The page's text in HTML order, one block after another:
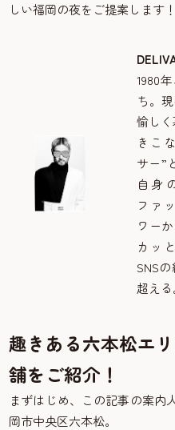
しい福岡の夜をご提案します！
1980
ち。
愉し
きこ
サー”
自身
ファ
ワー
カッ
SNS
超える
趣きある六本松エ
舗をご紹介！
まずはじめ、この記事の案内
岡市中央区六本松。